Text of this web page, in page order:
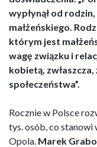
wypłynął od
małżeńskiego.
którym jest
wagę związku i
kobietą, zwłaszcza,
społeczeństwa”.
Rocznie w Polsce
tys. osób, co
Opola. Marek